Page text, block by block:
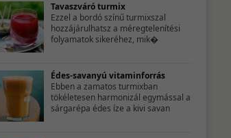
Tavaszváró turmix
Ezzel a bordó színű turmixszal
hozzájárulhatsz a méregtelenítési
folyamatok sikeréhez, mik�
Édes-savanyú vitaminforrás
Ebben a zamatos turmixban
tökéletesen harmonizál egymással a
sárgarépa édes íze a kivi savan